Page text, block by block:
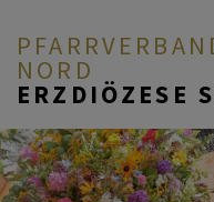
NORD
ERZDIÖZESE